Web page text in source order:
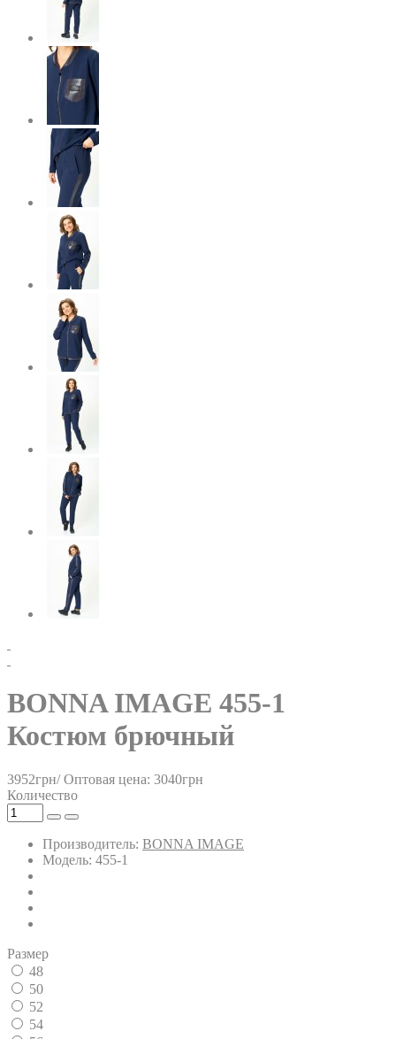
BONNA IMAGE 455-1
Костюм брючный
3952грн/ Оптовая цена: 3040грн
Количество
Производитель: BONNA IMAGE
Модель: 455-1
Размер
48
50
52
54